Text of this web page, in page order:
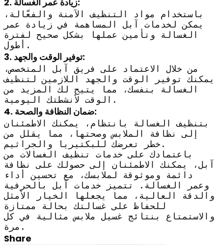
باستخدام مواد التنظيف الآمنة والفعّالة،
يمكن لخدمات آبل المساهمة في زيادة عمر
الغسالة وتأمين عملها بشكل صحيح لفترة
أطول.
3. توفير الوقت والجهد:
من خلال الاعتماد على فريق آبل المتخصص،
يمكنك توفير الوقت والجهد اللازمين لتنظيف
الغسالة بنفسك، مما يتيح لك المزيد من
الوقت لأنشطتك اليومية.
4. ضمان النظافة والصحة:
بتنظيف الغسالة بانتظام، يمكنك الاطمئنان
إلى نظافة الملابس وصحتها، مما يقلل من
خطر تعرضك للبكتيريا والجراثيم.
باعتمادك على خدمات تنظيف الغسالات من
آبل، يمكنك الاطمئنان إلى حصولك على نظافة
دائمة وموثوقة لملابسك، مع تحسين أداء
وعمر الغسالة. تتميز خدمات آبل بالحرفية
والدقة العالية، مما يجعلها الخيار الأمثل
للحفاظ على غسالتك بحالة ممتازة
والاستمتاع بنتائج غسيل ملابس مثالية في كل
مرة.
Share